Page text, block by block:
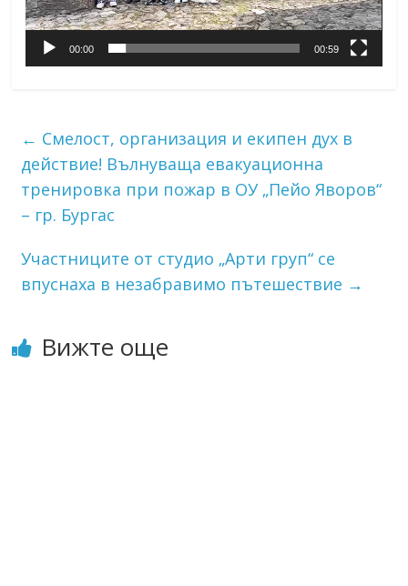
00:00 00:59
← Смелост, организация и екипен дух в
действие! Вълнуваща евакуационна
тренировка при пожар в ОУ „Пейо Яворов“
– гр. Бургас
Участниците от студио „Арти груп“ се
впуснаха в незабравимо пътешествие →
Вижте още